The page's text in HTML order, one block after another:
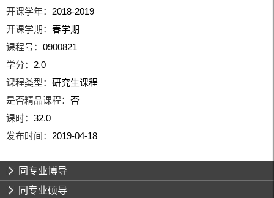
开课学年： 2018-2019
开课学期：春学期
课程号：0900821
学分： 2.0
课程类型：研究生课程
是否精品课程：否
课时：32.0
发布时间： 2019-04-18
同专业博导
同专业硕导